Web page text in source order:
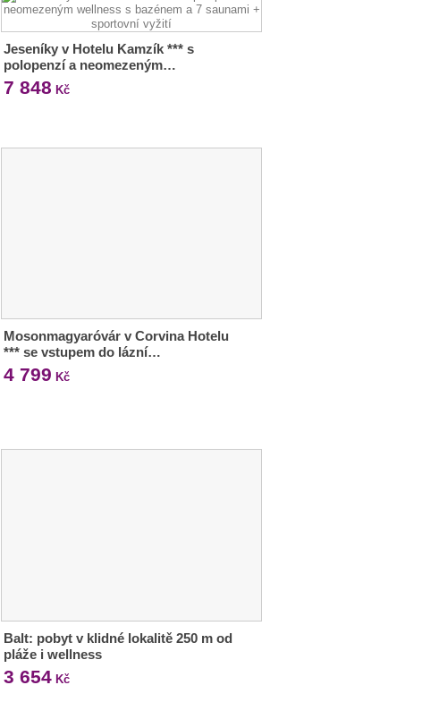
Jeseníky v Hotelu Kamzík *** s
polopenzí a neomezeným…
7 848 Kč
Mosonmagyaróvár v Corvina Hotelu
*** se vstupem do lázní…
4 799 Kč
Balt: pobyt v klidné lokalitě 250 m od
pláže i wellness
3 654 Kč